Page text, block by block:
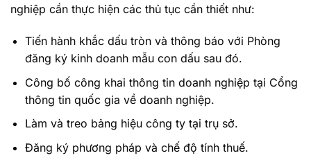
nghiệp cần thực hiện các thủ tục cần thiết như:
Tiến hành khắc dấu tròn và thông báo với Phòng
đăng ký kinh doanh mẫu con dấu sau đó.
Công bố công khai thông tin doanh nghiệp tại Cổng
thông tin quốc gia về doanh nghiệp.
Làm và treo bảng hiệu công ty tại trụ sở.
Đăng ký phương pháp và chế độ tính thuế.